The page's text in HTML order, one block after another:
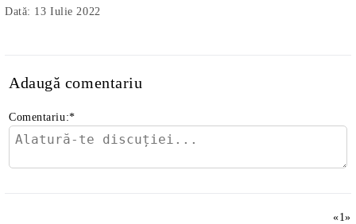
Dată: 13 Iulie 2022
Adaugă comentariu
Comentariu:*
«1»